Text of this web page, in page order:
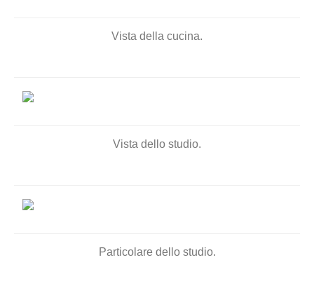
Vista della cucina.
Vista dello studio.
Particolare dello studio.